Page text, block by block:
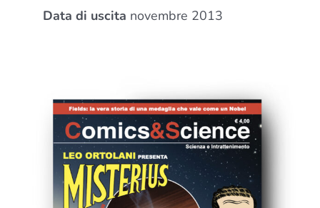
Data di uscita novembre 2013